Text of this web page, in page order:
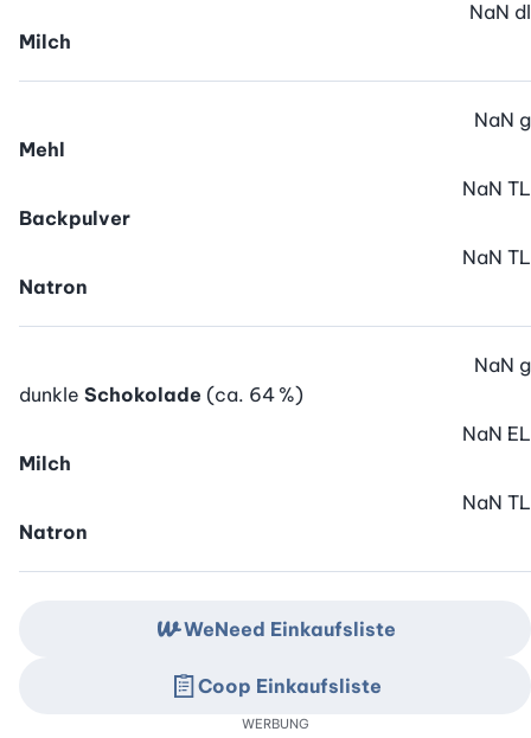
Milch
NaN dl
Mehl
NaN g
Backpulver
NaN TL
Natron
NaN TL
dunkle Schokolade (ca. 64 %)
NaN g
Milch
NaN EL
Natron
NaN TL
WeNeed Einkaufsliste
Coop Einkaufsliste
WERBUNG